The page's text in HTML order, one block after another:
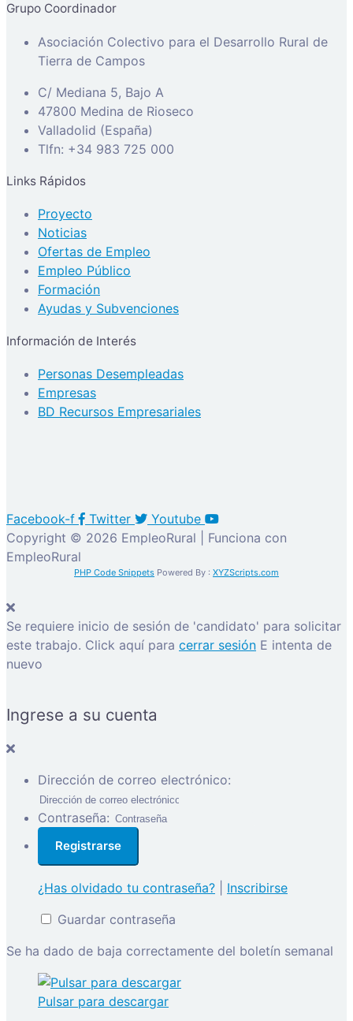
Grupo Coordinador
Asociación Colectivo para el Desarrollo Rural de
Tierra de Campos
C/ Mediana 5, Bajo A
47800 Medina de Rioseco
Valladolid (España)
Tlfn: +34 983 725 000
Links Rápidos
Proyecto
Noticias
Ofertas de Empleo
Empleo Público
Formación
Ayudas y Subvenciones
Información de Interés
Personas Desempleadas
Empresas
BD Recursos Empresariales
Facebook-f Twitter
Youtube
Copyright © 2026 EmpleoRural | Funciona con
EmpleoRural
PHP Code Snippets Powered By : XYZScripts.com
Se requiere inicio de sesión de 'candidato' para solicitar
este trabajo. Click aquí para cerrar sesión E intenta de
nuevo
Ingrese a su cuenta
Dirección de correo electrónico:
Contraseña:
¿Has olvidado tu contraseña?
Inscribirse
Guardar contraseña
Se ha dado de baja correctamente del boletín semanal
Pulsar para descargar